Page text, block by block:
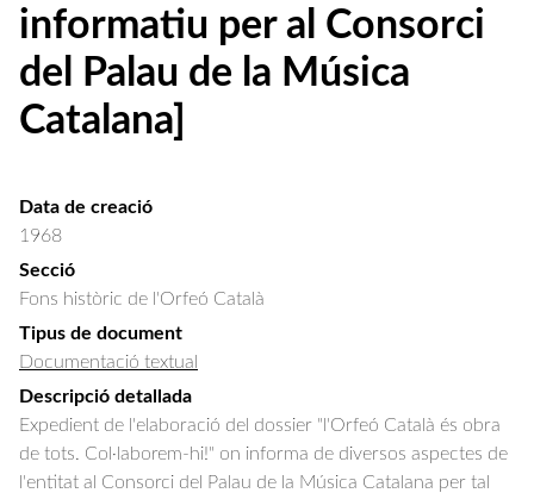
informatiu per al Consorci
del Palau de la Música
Catalana]
Data de creació
1968
Secció
Fons històric de l'Orfeó Català
Tipus de document
Documentació textual
Descripció detallada
Expedient de l'elaboració del dossier "l'Orfeó Català és obra
de tots. Col·laborem-hi!" on informa de diversos aspectes de
l'entitat al Consorci del Palau de la Música Catalana per tal